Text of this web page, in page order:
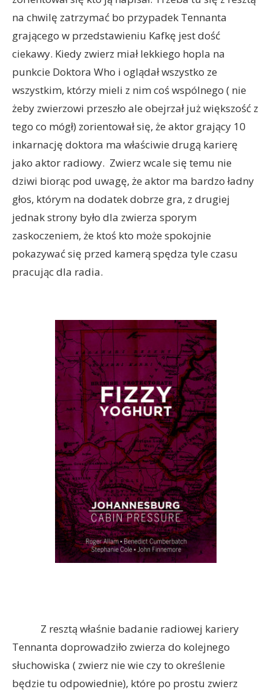
na chwilę zatrzymać bo przypadek Tennanta
grającego w przedstawieniu Kafkę jest dość
ciekawy. Kiedy zwierz miał lekkiego hopla na
punkcie Doktora Who i oglądał wszystko ze
wszystkim, którzy mieli z nim coś wspólnego ( nie
żeby zwierzowi przeszło ale obejrzał już większość z
tego co mógł) zorientował się, że aktor grający 10
inkarnację doktora ma właściwie drugą karierę
jako aktor radiowy. Zwierz wcale się temu nie
dziwi biorąc pod uwagę, że aktor ma bardzo ładny
głos, którym na dodatek dobrze gra, z drugiej
jednak strony było dla zwierza sporym
zaskoczeniem, że ktoś kto może spokojnie
pokazywać się przed kamerą spędza tyle czasu
pracując dla radia.
Z resztą właśnie badanie radiowej kariery
Tennanta doprowadziło zwierza do kolejnego
słuchowiska ( zwierz nie wie czy to określenie
będzie tu odpowiednie), które po prostu zwierz